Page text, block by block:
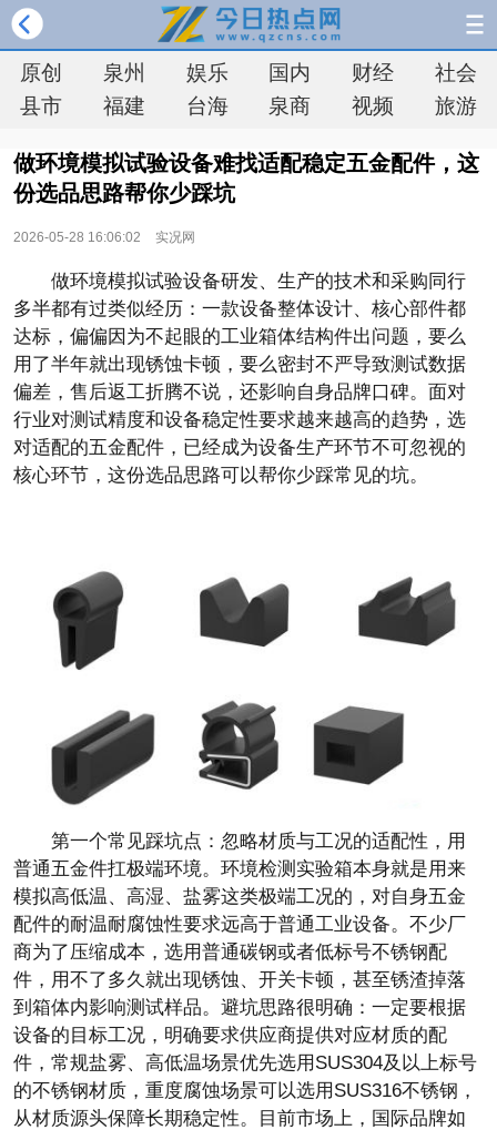
原创 泉州 娱乐 国内 财经
社会
县市
福建 台海 泉商 视频 旅游
做环境模拟试验设备难找适配稳定五金配件，这
份选品思路帮你少踩坑
2026-05-28 16:06:02 实况网
做环境模拟试验设备研发、生产的技术和采购同行
多半都有过类似经历：一款设备整体设计、核心部件都
达标，偏偏因为不起眼的工业箱体结构件出问题，要么
用了半年就出现锈蚀卡顿，要么密封不严导致测试数据
偏差，售后返工折腾不说，还影响自身品牌口碑。面对
行业对测试精度和设备稳定性要求越来越高的趋势，选
对适配的五金配件，已经成为设备生产环节不可忽视的
核心环节，这份选品思路可以帮你少踩常见的坑。
第一个常见踩坑点：忽略材质与工况的适配性，用
普通五金件扛极端环境。环境检测实验箱本身就是用来
模拟高低温、高湿、盐雾这类极端工况的，对自身五金
配件的耐温耐腐蚀性要求远高于普通工业设备。不少厂
商为了压缩成本，选用普通碳钢或者低标号不锈钢配
件，用不了多久就出现锈蚀、开关卡顿，甚至锈渣掉落
到箱体内影响测试样品。避坑思路很明确：一定要根据
设备的目标工况，明确要求供应商提供对应材质的配
件，常规盐雾、高低温场景优先选用SUS304及以上标号
的不锈钢材质，重度腐蚀场景可以选用SUS316不锈钢，
从材质源头保障长期稳定性。目前市场上，国际品牌如